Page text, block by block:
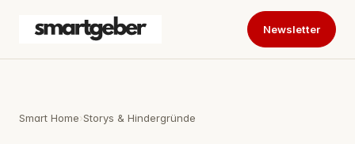
Newsletter
Smart Home›Storys & Hindergründe